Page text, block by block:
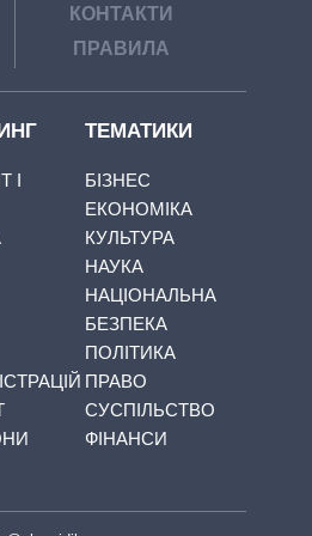
КОНТАКТИ
ПРАВИЛА
І
ТЕМАТИКИ
БІЗНЕС
ЕКОНОМІКА
КУЛЬТУРА
НАУКА
НАЦІОНАЛЬНА
БЕЗПЕКА
ПОЛІТИКА
ПРАВО
СУСПІЛЬСТВО
ФІНАНСИ